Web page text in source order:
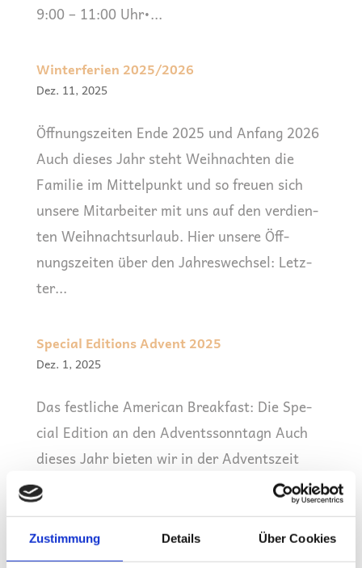
Zustimmung Details Über Cookies
9:00 – 11:00 Uhr•...
Winterferien 2025/2026
Dez. 11, 2025
Öff­nungs­zei­ten Ende 2025 und Anfang 2026
Auch die­ses Jahr steht Weih­nach­ten die
Fami­lie im Mit­tel­punkt und so freu­en sich
unse­re Mit­ar­bei­ter mit uns auf den ver­dien­
ten Weih­nachts­ur­laub. Hier unse­re Öff­
nungs­zei­ten über den Jahreswechsel: Letz­
ter...
Special Editions Advent 2025
Dez. 1, 2025
Das fest­li­che Ame­ri­can Break­fast: Die Spe­
cial Edi­ti­on an den Adventssonntagn Auch
die­ses Jahr bie­ten wir in der Advents­zeit
wie­der unse­re exklu­si­ven Spe­cial Edi­ti­ons
an. Für nur einen klei­nen Auf­preis (gesamt
29,90€ zzgl. Geträn­ke) erhal­ten Sie...